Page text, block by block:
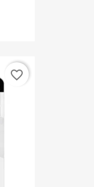
favorite_border